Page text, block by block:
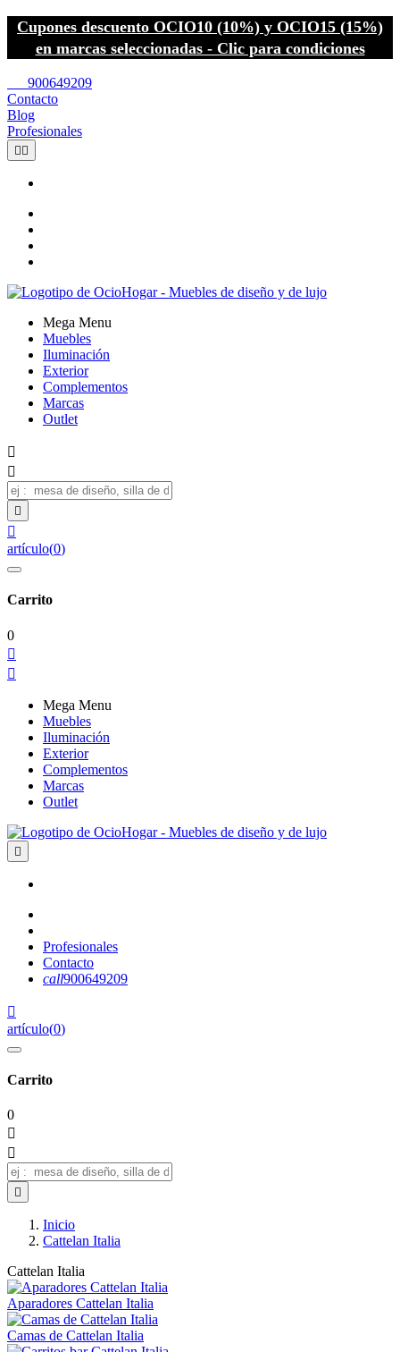
Cupones descuento OCIO10 (10%) y OCIO15 (15%)
en marcas seleccionadas - Clic para condiciones
900649209
Contacto
Blog
Profesionales
 
Mega Menu
Muebles
Iluminación
Exterior
Complementos
Marcas
Outlet




artículo(0)
Carrito
0


Mega Menu
Muebles
Iluminación
Exterior
Complementos
Marcas
Outlet

Profesionales
Contacto
call900649209

artículo(0)
Carrito
0



Inicio
Cattelan Italia
Cattelan Italia
Aparadores Cattelan Italia
Camas de Cattelan Italia